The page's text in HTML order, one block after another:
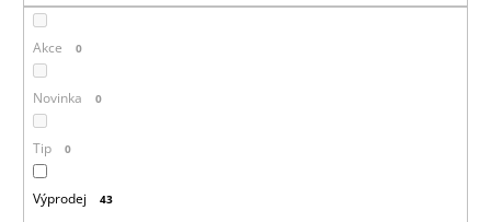
Akce 0
Novinka 0
Tip 0
Výprodej 43
a